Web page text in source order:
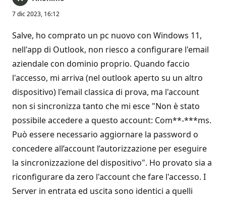
7 dic 2023, 16:12
Salve, ho comprato un pc nuovo con Windows 11,
nell'app di Outlook, non riesco a configurare l'email
aziendale con dominio proprio. Quando faccio
l'accesso, mi arriva (nel outlook aperto su un altro
dispositivo) l'email classica di prova, ma l'account
non si sincronizza tanto che mi esce "Non è stato
possibile accedere a questo account: Com**-***ms.
Può essere necessario aggiornare la password o
concedere all’account l’autorizzazione per eseguire
la sincronizzazione del dispositivo". Ho provato sia a
riconfigurare da zero l'account che fare l'accesso. I
Server in entrata ed uscita sono identici a quelli